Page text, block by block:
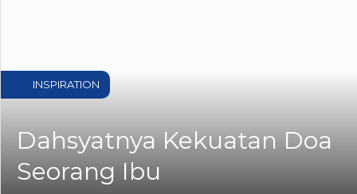
INSPIRATION
Dahsyatnya Kekuatan Doa
Seorang Ibu